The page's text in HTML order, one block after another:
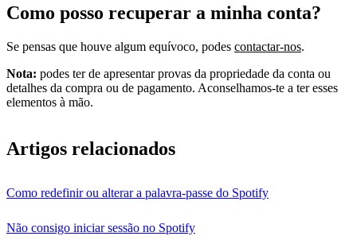
Como posso recuperar a minha conta?
Se pensas que houve algum equívoco, podes contactar-nos.
Nota: podes ter de apresentar provas da propriedade da conta ou
detalhes da compra ou de pagamento. Aconselhamos-te a ter esses
elementos à mão.
Artigos relacionados
Como redefinir ou alterar a palavra-passe do Spotify
Não consigo iniciar sessão no Spotify